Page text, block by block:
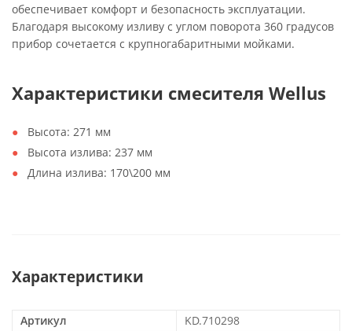
обеспечивает комфорт и безопасность эксплуатации.
Благодаря высокому изливу с углом поворота 360 градусов
прибор сочетается с крупногабаритными мойками.
Характеристики смесителя Wellus
Высота: 271 мм
Высота излива: 237 мм
Длина излива: 170\200 мм
Характеристики
Артикул
KD.710298